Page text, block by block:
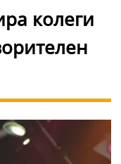
колеги